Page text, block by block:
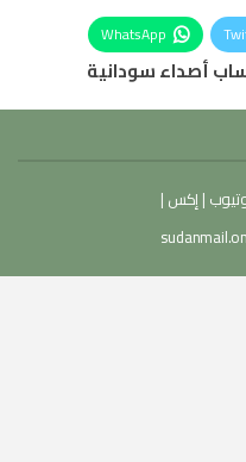
WhatsApp
أصداء سودانية
| إكس |